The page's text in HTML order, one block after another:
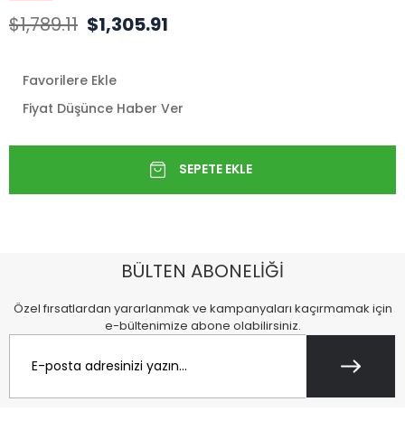
$1,789.11 $1,305.91
Favorilere Ekle
Fiyat Düşünce Haber Ver
BÜLTEN ABONELİĞİ
Özel fırsatlardan yararlanmak ve kampanyaları kaçırmamak için
e-bültenimize abone olabilirsiniz.